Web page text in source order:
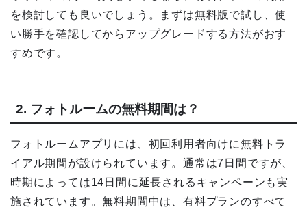
を検討しても良いでしょう。まずは無料版で試し、使
い勝手を確認してからアップグレードする方法がおす
すめです。
2. フォトルームの無料期間は？
フォトルームアプリには、初回利用者向けに無料トラ
イアル期間が設けられています。通常は7日間ですが、
時期によっては14日間に延長されるキャンペーンも実
施されています。無料期間中は、有料プランのすべて